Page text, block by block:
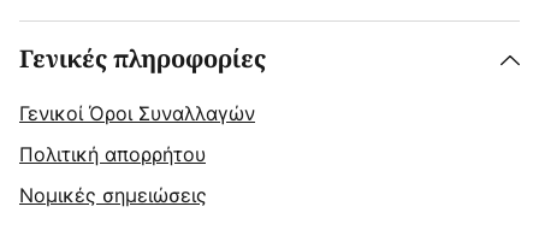
Γενικές πληροφορίες
Γενικοί Όροι Συναλλαγών
Πολιτική απορρήτου
Νομικές σημειώσεις